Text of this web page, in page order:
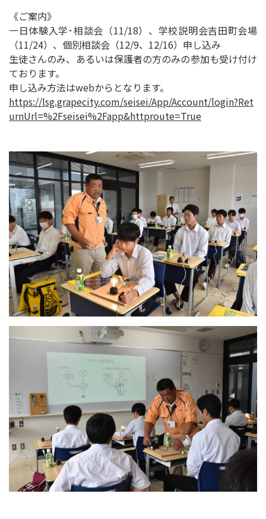
《ご案内》
一日体験入学･相談会（11/18）、学校説明会吉田町会場
（11/24）、個別相談会（12/9、12/16）申し込み
生徒さんのみ、あるいは保護者の方のみの参加も受け付け
ております。
申し込み方法はwebからとなります。
https://lsg.grapecity.com/seisei/App/Account/login?Ret
urnUrl=%2Fseisei%2Fapp&httproute=True